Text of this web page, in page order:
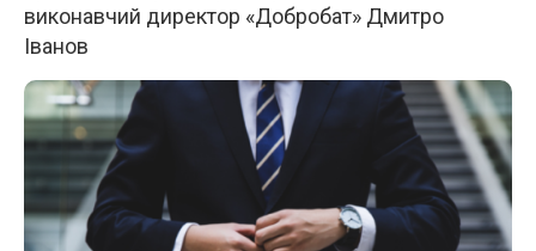
виконавчий директор «Добробат» Дмитро
Іванов